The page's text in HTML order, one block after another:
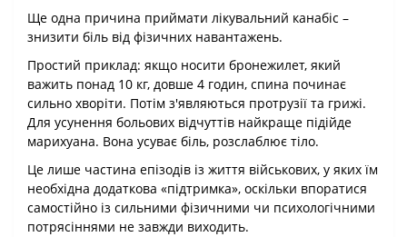
Ще одна причина приймати лікувальний канабіс –
знизити біль від фізичних навантажень.
Простий приклад: якщо носити бронежилет, який
важить понад 10 кг, довше 4 годин, спина починає
сильно хворіти. Потім з'являються протрузії та грижі.
Для усунення больових відчуттів найкраще підійде
марихуана. Вона усуває біль, розслаблює тіло.
Це лише частина епізодів із життя військових, у яких їм
необхідна додаткова «підтримка», оскільки впоратися
самостійно із сильними фізичними чи психологічними
потрясіннями не завжди виходить.